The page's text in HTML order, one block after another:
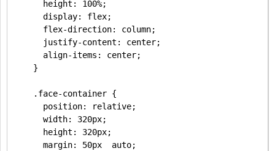
      height: 100%;
      display: flex;
      flex-direction: column;
      justify-content: center;
      align-items: center;
    }
    .face-container {
      position: relative;
      width: 320px;
      height: 320px;
      margin: 50px  auto;